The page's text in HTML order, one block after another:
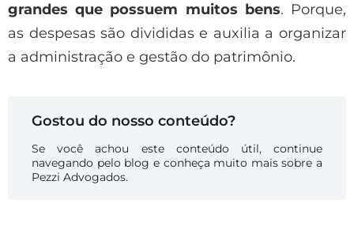
grandes que possuem muitos bens. Porque,
as despesas são divididas e auxilia a organizar
a administração e gestão do patrimônio.
Gostou do nosso conteúdo?
Se você achou este conteúdo útil, continue
navegando pelo blog e conheça muito mais sobre a
Pezzi Advogados.